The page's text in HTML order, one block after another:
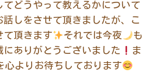
どうやって教えるかについて
しをさせて頂きましたが、こ
て頂きます
それでは今夜
も
ありがとうございました
ま
心よりお待ちしております